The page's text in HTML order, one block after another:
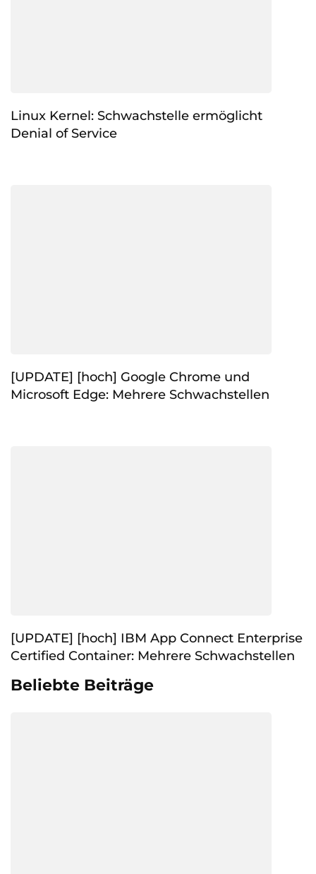
Linux Kernel: Schwachstelle ermöglicht
Denial of Service
[UPDATE] [hoch] Google Chrome und
Microsoft Edge: Mehrere Schwachstellen
[UPDATE] [hoch] IBM App Connect Enterprise
Certified Container: Mehrere Schwachstellen
Beliebte Beiträge